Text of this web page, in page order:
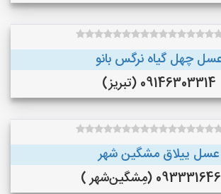
چهل گیاه نرگس بانو
09146303314 (تبریز)
عسل ییلاق مشگین شهر
(مِشگین‌شهر )